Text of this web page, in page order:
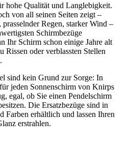
hohe Qualität und Langlebigkeit.
von all seinen Seiten zeigt –
prasselnder Regen, starker Wind –
Schirmbezüge
Ihr Schirm schon einige Jahre alt
Rissen oder verblassten Stellen
sind kein Grund zur Sorge: In
jeden Sonnenschirm von Knirps
egal, ob Sie einen Pendelschirm
Die Ersatzbezüge sind in
Farben erhältlich und lassen Ihren
erstrahlen.